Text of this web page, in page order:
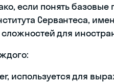
если понять
Сервантеса,
сложностей для
используется для